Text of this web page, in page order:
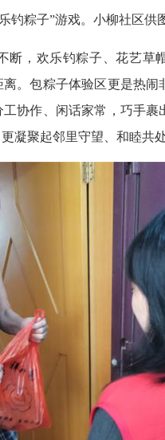
钓粽子”游戏。小柳社区供
断，欢乐钓粽子、花艺草
。包粽子体验区更是热
协作、闲话家常，巧手
凝聚起邻里守望、和睦共